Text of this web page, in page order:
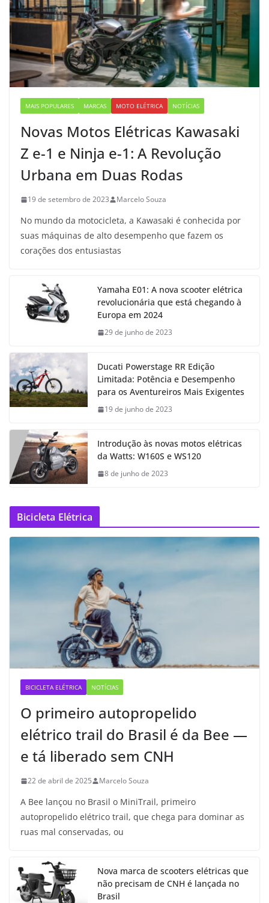
MAIS POPULARES MARCAS MOTO ELÉTRICA NOTÍCIAS
Novas Motos Elétricas Kawasaki
Z e-1 e Ninja e-1: A Revolução
Urbana em Duas Rodas
19 de setembro de 2023 Marcelo Souza
No mundo da motocicleta, a Kawasaki é conhecida por
suas máquinas de alto desempenho que fazem os
corações dos entusiastas
Yamaha E01: A nova scooter elétrica
revolucionária que está chegando à
Europa em 2024
29 de junho de 2023
Ducati Powerstage RR Edição
Limitada: Potência e Desempenho
para os Aventureiros Mais Exigentes
19 de junho de 2023
Introdução às novas motos elétricas
da Watts: W160S e WS120
8 de junho de 2023
Bicicleta Elétrica
BICICLETA ELÉTRICA NOTÍCIAS
O primeiro autopropelido
elétrico trail do Brasil é da Bee —
e tá liberado sem CNH
22 de abril de 2025 Marcelo Souza
A Bee lançou no Brasil o MiniTrail, primeiro
autopropelido elétrico trail, que chega para dominar as
ruas mal conservadas, ou
Nova marca de scooters elétricas que
não precisam de CNH é lançada no
Brasil